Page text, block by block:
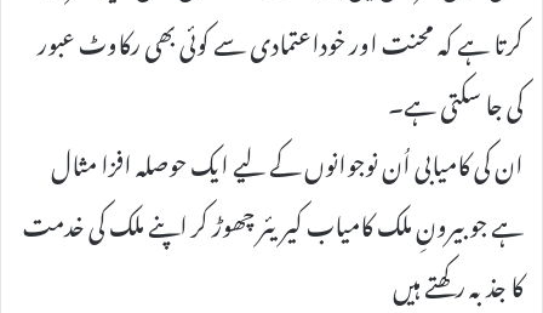
کرتا ہے کہ محنت اور خوداعتمادی سے کوئی بھی رکاوٹ عبور
کی جا سکتی ہے۔
ان کی کامیابی اُن نوجوانوں کے لیے ایک حوصلہ افزا مثال
ہے جو بیرونِ ملک کامیاب کیریئر چھوڑ کر اپنے ملک کی خدمت
کا جذبہ رکھتے ہیں